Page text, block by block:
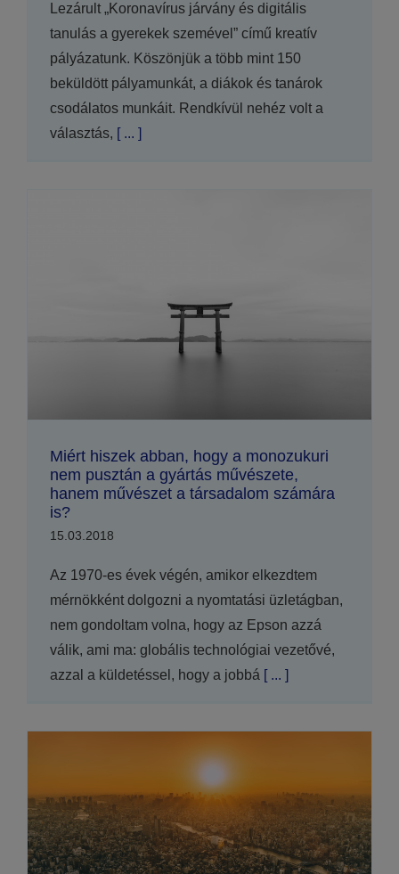
Lezárult „Koronavírus járvány és digitális
tanulás a gyerekek szemével” című kreatív
pályázatunk. Köszönjük a több mint 150
beküldött pályamunkát, a diákok és tanárok
csodálatos munkáit. Rendkívül nehéz volt a
választás, [ ... ]
Miért hiszek abban, hogy a monozukuri
nem pusztán a gyártás művészete,
hanem művészet a társadalom számára
is?
15.03.2018
Az 1970-es évek végén, amikor elkezdtem
mérnökként dolgozni a nyomtatási üzletágban,
nem gondoltam volna, hogy az Epson azzá
válik, ami ma: globális technológiai vezetővé,
azzal a küldetéssel, hogy a jobbá [ ... ]